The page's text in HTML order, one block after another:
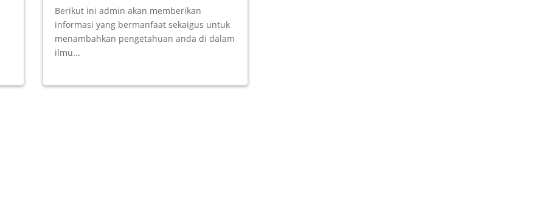
Berikut ini admin akan memberikan
informasi yang bermanfaat sekaigus untuk
menambahkan pengetahuan anda di dalam
ilmu...